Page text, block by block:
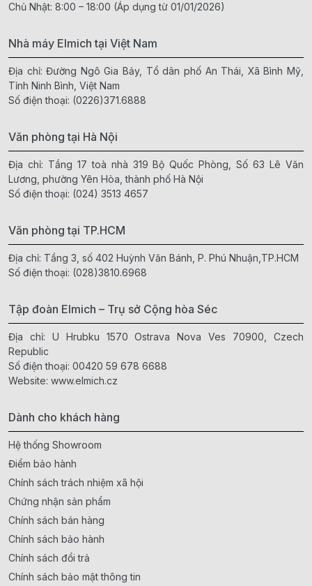
Chủ Nhật: 8:00 – 18:00 (Áp dụng từ 01/01/2026)
Nhà máy Elmich tại Việt Nam
Địa chỉ: Đường Ngô Gia Bảy, Tổ dân phố An Thái, Xã Bình Mỹ,
Tỉnh Ninh Bình, Việt Nam
Số điện thoại: (0226)371.6888
Văn phòng tại Hà Nội
Địa chỉ: Tầng 17 toà nhà 319 Bộ Quốc Phòng, Số 63 Lê Văn
Lương, phường Yên Hòa, thành phố Hà Nội
Số điện thoại: (024) 3513 4657
Văn phòng tại TP.HCM
Địa chỉ: Tầng 3, số 402 Huỳnh Văn Bánh, P. Phú Nhuận,TP.HCM
Số điện thoại: (028)3810.6968
Tập đoàn Elmich – Trụ sở Cộng hòa Séc
Địa chỉ: U Hrubku 1570 Ostrava Nova Ves 70900, Czech
Republic
Số điện thoại: 00420 59 678 6688
Website: www.elmich.cz
Dành cho khách hàng
Hệ thống Showroom
Điểm bảo hành
Chính sách trách nhiệm xã hội
Chứng nhận sản phẩm
Chính sách bán hàng
Chính sách bảo hành
Chính sách đổi trả
Chính sách bảo mật thông tin